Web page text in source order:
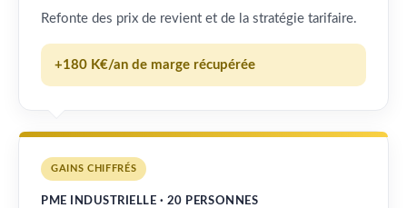
Refonte des prix de revient et de la stratégie tarifaire.
+180 K€/an de marge récupérée
GAINS CHIFFRÉS
PME INDUSTRIELLE · 20 PERSONNES